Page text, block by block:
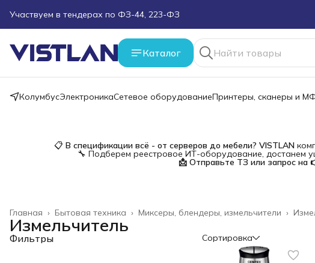
Участвуем в тендерах по ФЗ-44, 223-ФЗ
Поможем подобрать оборудование под ТЗ
Пришлите запрос на e-mail или в чат
Каталог
КолумбусЭлектроникаСетевое оборудованиеПринтеры, сканеры и
📋В спецификации всё - от серверов до мебели? VISTLAN
🔧 Подберем реестровое ИТ-оборудование, достанем
📩 Отправьте ТЗ или запрос на
Миксеры, блендеры, измельчители ›
Бытовая техника ›
Главная ›
Измельчитель
Фильтры Сортировка